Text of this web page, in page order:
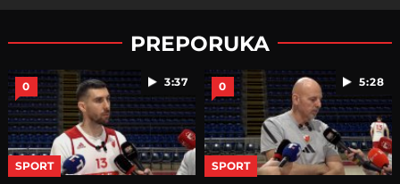
PREPORUKA
3:37
0
SPORT
5:28
0
SPORT